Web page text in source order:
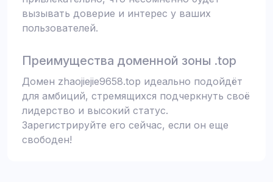
вызывать доверие и интерес у ваших
пользователей.
Преимущества доменной зоны .top
Домен zhaojiejie9658.top идеально подойдёт
для амбиций, стремящихся подчеркнуть своё
лидерство и высокий статус.
Зарегистрируйте его сейчас, если он еще
свободен!